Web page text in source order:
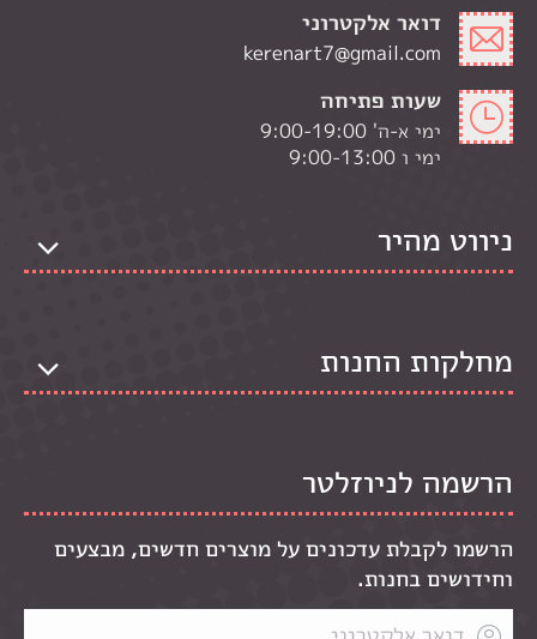
דואר אלקטרוני
kerenart7@gmail.com
שעות פתיחה
ימי א-ה' 9:00-19:00
ימי ו 9:00-13:00
ניווט מהיר
מחלקות החנות
הרשמה לניוזלטר
הרשמו לקבלת עדכונים על מוצרים חדשים, מבצעים
וחידושים בחנות.